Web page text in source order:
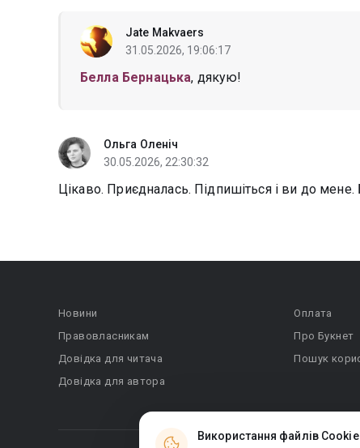
Jate Makvaers
31.05.2026, 19:06:17
Белла Бернацька, дякую!
Ольга Оленіч
30.05.2026, 22:30:32
Цікаво. Приєдналась. Підпишіться і ви до мене.
Використання файлів Cookie
Новини
Правовласникам
Довідка для читача
Довідка для автора
Оплата
Про Букнет
Пошук